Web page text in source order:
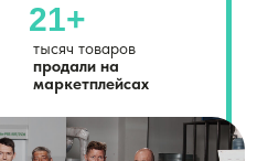
21+
тысяч товаров
продали на
маркетплейсах